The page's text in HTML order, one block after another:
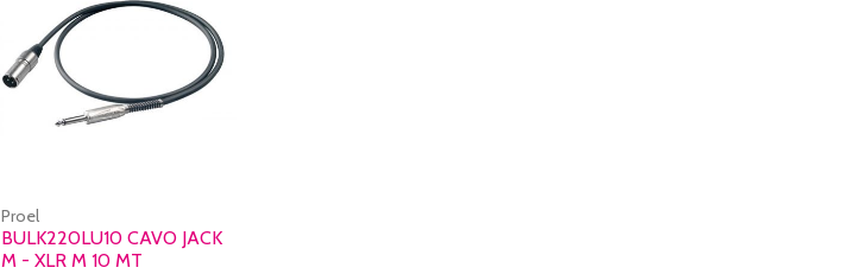
Proel
BULK220LU10 CAVO JACK
M - XLR M 10 MT